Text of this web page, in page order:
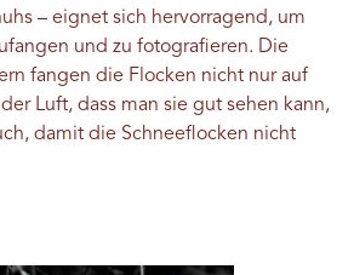
– eignet sich hervorragend, um
und zu fotografieren. Die
fangen die Flocken nicht nur auf
Luft, dass man sie gut sehen kann,
damit die Schneeflocken nicht